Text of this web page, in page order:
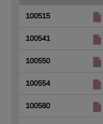
100515
100541
100550
100554
100580